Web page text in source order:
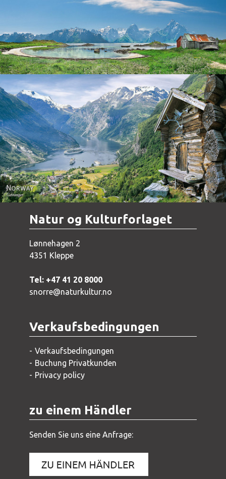
Norway - Geiranger
Natur og Kulturforlaget
Lønnehagen 2
4351 Kleppe
Tel: +47 41 20 8000
snorre@naturkultur.no
Verkaufsbedingungen
Verkaufsbedingungen
Buchung Privatkunden
Privacy policy
zu einem Händler
Senden Sie uns eine Anfrage: